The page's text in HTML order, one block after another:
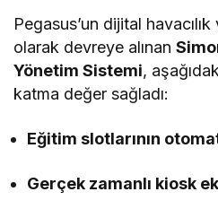
Pegasus’un dijital
olarak devreye alınan
Yönetim Sistemi,
katma değer sağladı:
Eğitim slotlarının
Gerçek zamanlı kiosk